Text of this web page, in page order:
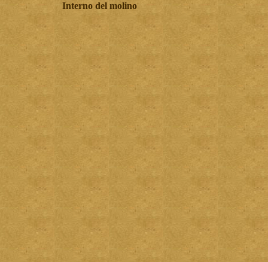
Interno del molino